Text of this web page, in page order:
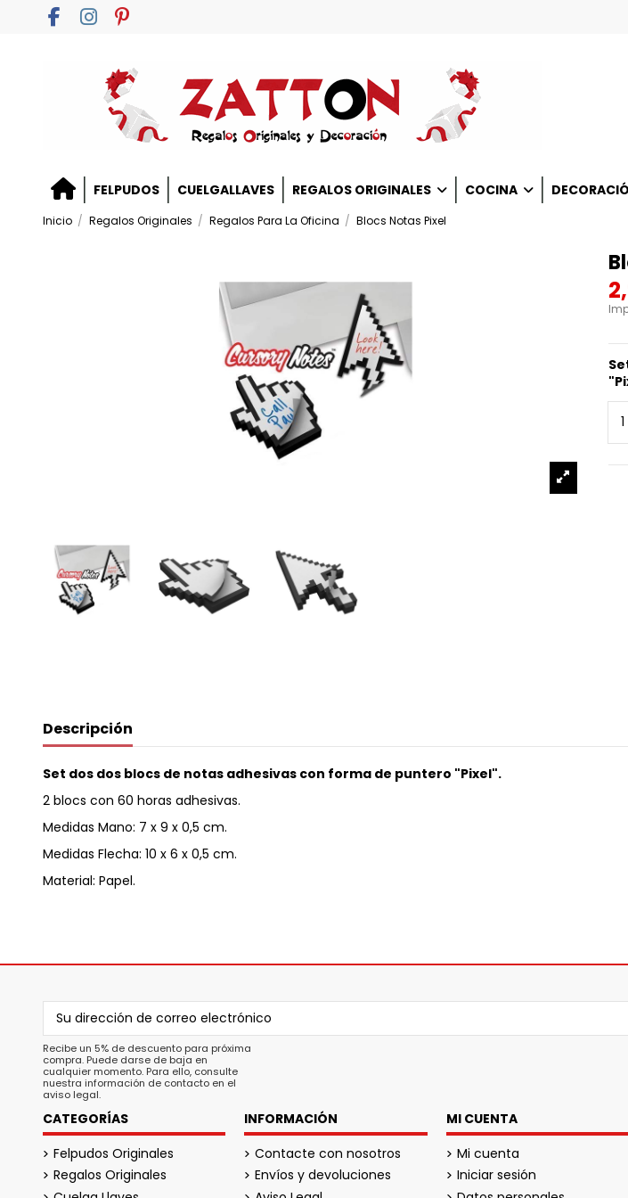
FELPUDOS CUELGALLAVES REGALOS ORIGINALES COCINA
Inicio Regalos Originales Regalos Para La Oficina Blocs Notas Pixel
Descripción
Set dos dos blocs de notas adhesivas con forma de puntero "Pixel".
2 blocs con 60 horas adhesivas.
Medidas Mano: 7 x 9 x 0,5 cm.
Medidas Flecha: 10 x 6 x 0,5 cm.
Material: Papel.
Recibe un 5% de descuento para próxima
compra. Puede darse de baja en
cualquier momento. Para ello, consulte
nuestra información de contacto en el
aviso legal.
CATEGORÍAS
Felpudos Originales
Regalos Originales
INFORMACIÓN
Contacte con nosotros
Envíos y devoluciones
MI CUENTA
Mi cuenta
Iniciar sesión